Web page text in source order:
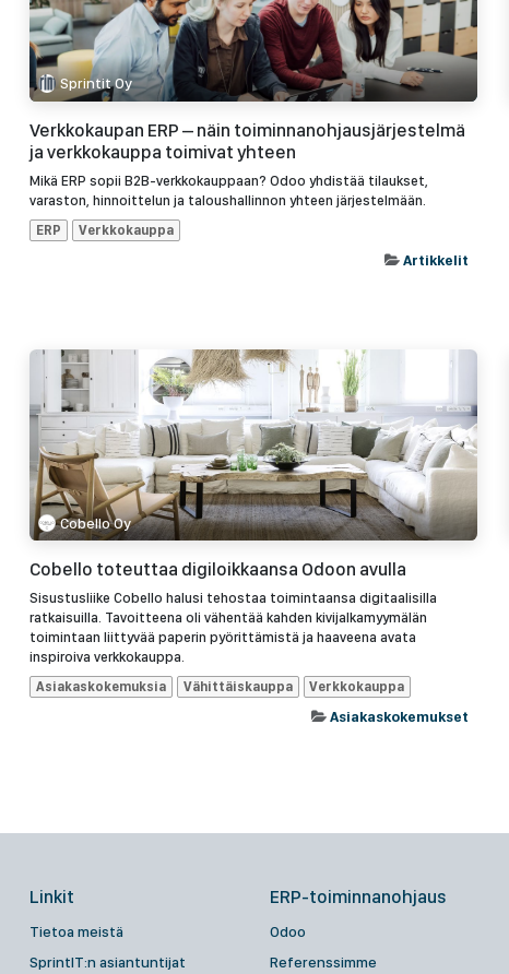
Sprintit Oy
Verkkokaupan ERP – näin toiminnanohjausjärjestelmä
ja verkkokauppa toimivat yhteen
Mikä ERP sopii B2B-verkkokauppaan? Odoo yhdistää tilaukset,
varaston, hinnoittelun ja taloushallinnon yhteen järjestelmään.
ERP
Verkkokauppa
Artikkelit
Cobello Oy
Cobello toteuttaa digiloikkaansa Odoon avulla
Sisustusliike Cobello halusi tehostaa toimintaansa digitaalisilla
ratkaisuilla. Tavoitteena oli vähentää kahden kivijalkamyymälän
toimintaan liittyvää paperin pyörittämistä ja haaveena avata
inspiroiva verkkokauppa.
Asiakaskokemuksia
Vähittäiskauppa Verkkokauppa
Asiakaskokemukset
Linkit
Tietoa meistä
SprintIT:n asiantuntijat
ERP-toiminnanohjaus
Odoo
Referenssimme